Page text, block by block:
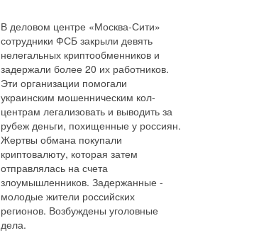
В деловом центре «Москва-Сити»
сотрудники ФСБ закрыли девять
нелегальных криптообменников и
задержали более 20 их работников.
Эти организации помогали
украинским мошенническим кол-
центрам легализовать и выводить за
рубеж деньги, похищенные у россиян.
Жертвы обмана покупали
криптовалюту, которая затем
отправлялась на счета
злоумышленников. Задержанные -
молодые жители российских
регионов. Возбуждены уголовные
дела.